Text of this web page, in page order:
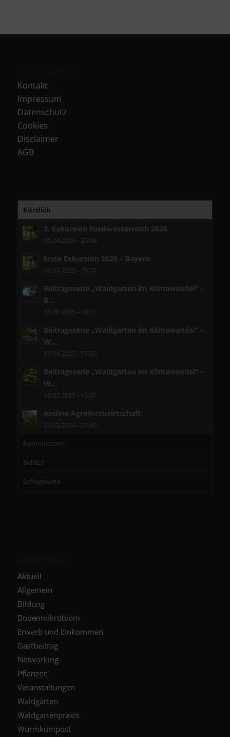
Kontakt
Impressum
Datenschutz
Cookies
Disclaimer
AGB
Kürzlich
2. Exkursion Niederösterreich 2026
05.04.2026 - 20:46
Erste Exkursion 2025 – Bayern
06.07.2025 - 16:07
Beitragsserie „Waldgarten im Klimawandel“ –
B...
13.06.2025 - 16:01
Beitragsserie „Waldgarten im Klimawandel“ –
W...
17.04.2025 - 15:50
Beitragsserie „Waldgarten im Klimawandel“ –
W...
12.03.2025 - 15:37
Andine Agroforstwirtschaft
23.02.2024 - 21:30
Kommentare
Beliebt
Schlagworte
Aktuell
Allgemein
Bildung
Bodenmikrobiom
Erwerb und Einkommen
Gastbeitrag
Networking
Pflanzen
Veranstaltungen
Waldgärten
Waldgartenpraxis
Wurmkompost